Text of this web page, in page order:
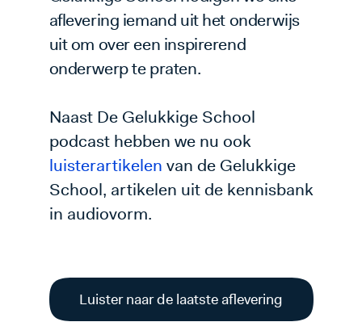
aflevering iemand uit het onderwijs
uit om over een inspirerend
onderwerp te praten.
Naast De Gelukkige School
podcast hebben we nu ook
luisterartikelen van de Gelukkige
School, artikelen uit de kennisbank
in audiovorm.
Luister naar de laatste aflevering